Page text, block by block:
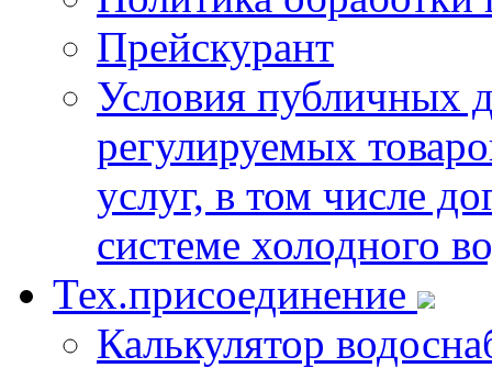
Прейскурант
Условия публичных
регулируемых
услуг, в том числе
системе холодного
Тех.присоединение
Калькулятор